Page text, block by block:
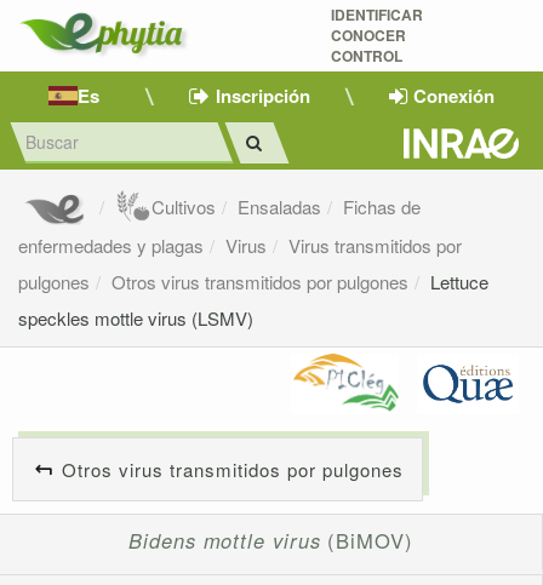
IDENTIFICAR
CONOCER
CONTROL
Es Inscripción Conexión
Cultivos Ensaladas
Fichas de
enfermedades y plagas
Virus
Virus transmitidos por
pulgones
Otros virus transmitidos por pulgones
Lettuce
speckles mottle virus (LSMV)
Otros virus transmitidos por pulgones
Bidens mottle virus (BiMOV)